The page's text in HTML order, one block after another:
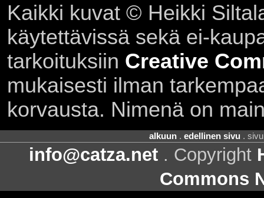
Kaikki kuvat © Heikki
käytettävissä sekä ei-
tarkoituksiin Creative
mukaisesti ilman
korvausta. Nimenä on
alkuun . edellinen sivu .
info@catza.net . Copyright
Commons